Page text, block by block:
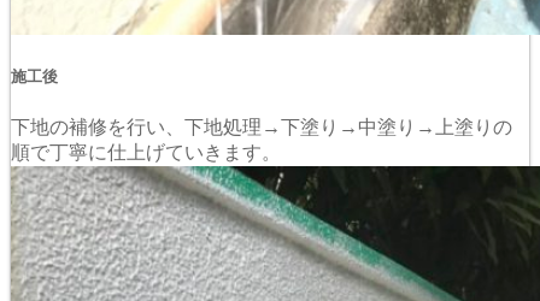
施工後
下地の補修を行い、下地処理→下塗り→中塗り→上塗りの
順で丁寧に仕上げていきます。